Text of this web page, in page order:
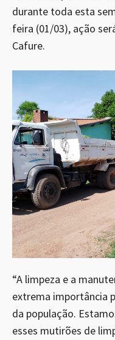
durante toda esta
feira (01/03), ação
Cafure.
“A limpeza e a
extrema importância
da população.
esses mutirões de